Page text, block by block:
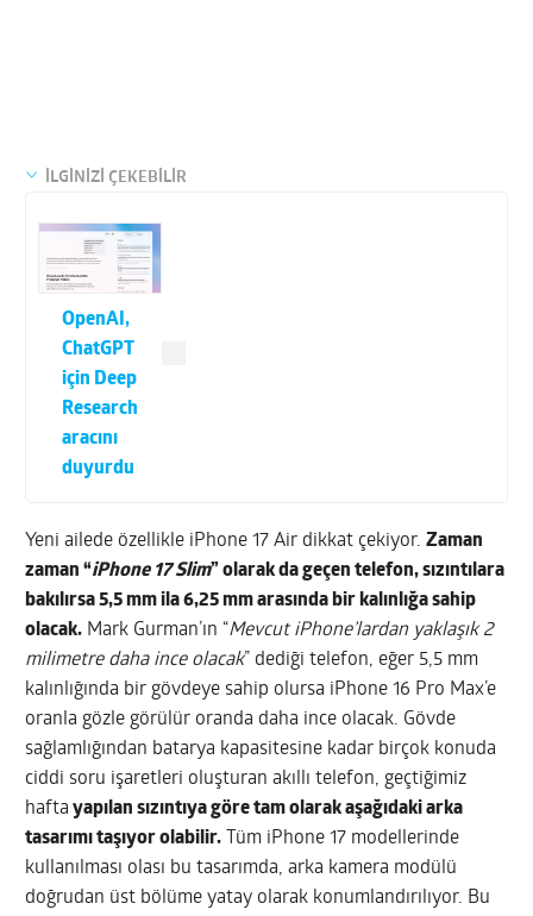
İLGİNİZİ ÇEKEBİLİR
OpenAI,
ChatGPT
için Deep
Research
aracını
duyurdu
Yeni ailede özellikle iPhone 17 Air dikkat çekiyor.Zaman
zaman “iPhone 17 Slim” olarak da geçen telefon, sızıntılara
bakılırsa 5,5 mm ila 6,25 mm arasında bir kalınlığa sahip
olacak. Mark Gurman’ın “Mevcut iPhone’lardan yaklaşık 2
milimetre daha ince olacak” dediği telefon, eğer 5,5 mm
kalınlığında bir gövdeye sahip olursa iPhone 16 Pro Max’e
oranla gözle görülür oranda daha ince olacak. Gövde
sağlamlığından batarya kapasitesine kadar birçok konuda
ciddi soru işaretleri oluşturan akıllı telefon, geçtiğimiz
hafta yapılan sızıntıya göre tam olarak aşağıdaki arka
tasarımı taşıyor olabilir. Tüm iPhone 17 modellerinde
kullanılması olası bu tasarımda, arka kamera modülü
doğrudan üst bölüme yatay olarak konumlandırılıyor. Bu